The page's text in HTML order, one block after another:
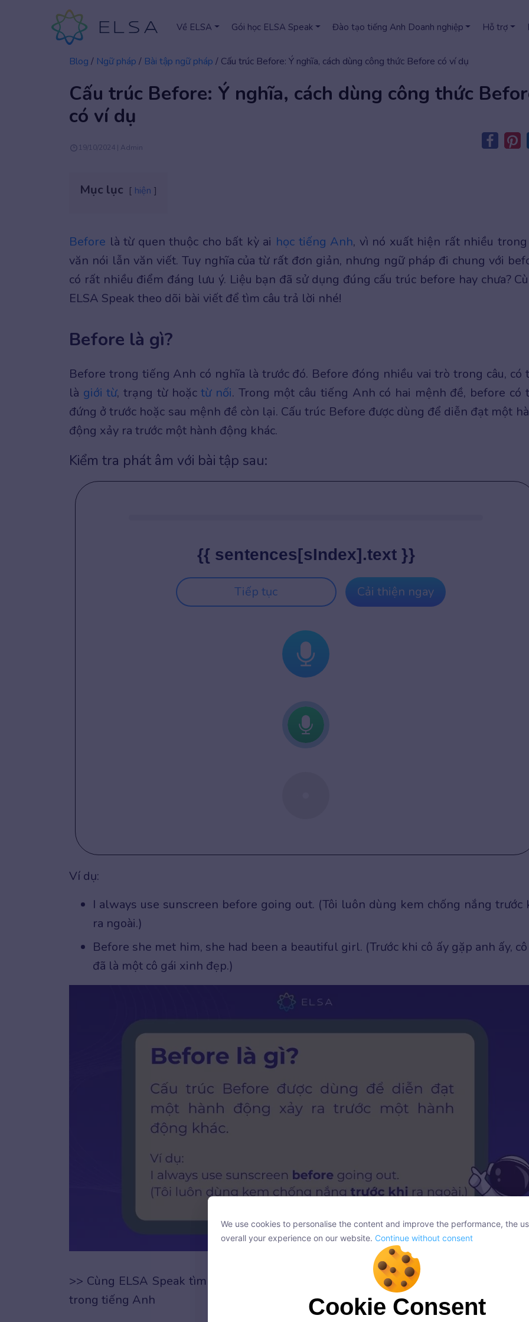
Về ELSA Gói học ELSA Speak Đào tạo tiếng Anh Doanh nghiệp Hỗ trợ
Blog / Ngữ pháp / Bài tập ngữ pháp / Cấu trúc Before: Ý nghĩa, cách dùng công thức Before có ví dụ
Cấu trúc Before: Ý nghĩa, cách dùng công thức
có ví dụ
19/10/2024 | Admin
Mục lục hiện
Before là từ quen thuộc cho bất kỳ ai học tiếng Anh, vì nó xuất hiện rất nhiều trong
văn nói lẫn văn viết. Tuy nghĩa của từ rất đơn giản, nhưng ngữ pháp đi chung với
có rất nhiều điểm đáng lưu ý. Liệu bạn đã sử dụng đúng cấu trúc before hay chưa?
ELSA Speak theo dõi bài viết để tìm câu trả lời nhé!
Before là gì?
Before trong tiếng Anh có nghĩa là trước đó. Before đóng nhiều vai trò trong câu, có
là giới từ, trạng từ hoặctừ nối. Trong một câu tiếng Anh có hai mệnh đề, before có
đứng ở trước hoặc sau mệnh đề còn lại. Cấu trúc Before được dùng để diễn đạt một
động xảy ra trước một hành động khác.
Kiểm tra phát âm với bài tập sau:
{{ sentences[sIndex].text }}
Tiếp tục Cải thiện ngay
Ví dụ:
I always use sunscreen before going out. (Tôi luôn dùng kem chống nắng trước
ra ngoài.)
Before she met him, she had been a beautiful girl. (Trước khi cô ấy gặp anh ấy,
đã là một cô gái xinh đẹp.)
>> Cùng ELSA Speak tìm hiểu thêm những kiến thức tiếng Anh về
trong tiếng Anh
We use cookies to personalise the content and improve the performance, the
overall your experience on our website.
Continue without consent
Cookie Consent
We use cookies to personalise the content and improve the performance, the
overall your experience on our website. Continue without consent
Cookie Consent